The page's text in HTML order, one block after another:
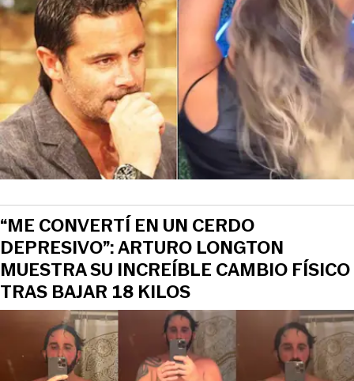
“ME CONVERTÍ EN UN CERDO
DEPRESIVO”: ARTURO LONGTON
MUESTRA SU INCREÍBLE CAMBIO FÍSICO
TRAS BAJAR 18 KILOS